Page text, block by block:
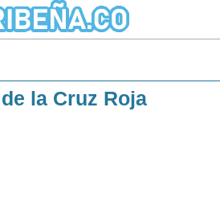
la Cruz Roja